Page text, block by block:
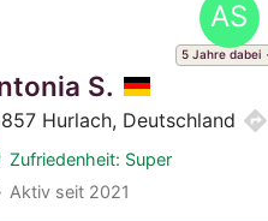
AS
5 Jahre dabei
S.
Hurlach, Deutschland directions
Zufriedenheit: Super
Aktiv seit 2021